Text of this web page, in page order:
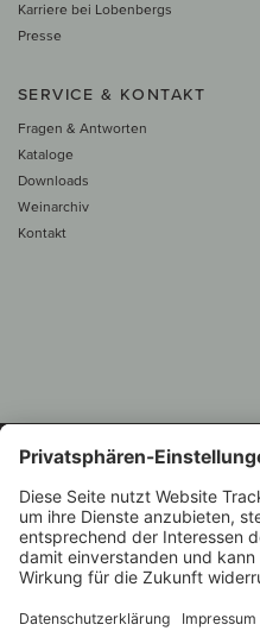
Karriere bei Lobenbergs
Presse
SERVICE & KONTAKT
Fragen & Antworten
Kataloge
Downloads
Weinarchiv
Kontakt
1.000 Winzer –
Über 7.000 Weine